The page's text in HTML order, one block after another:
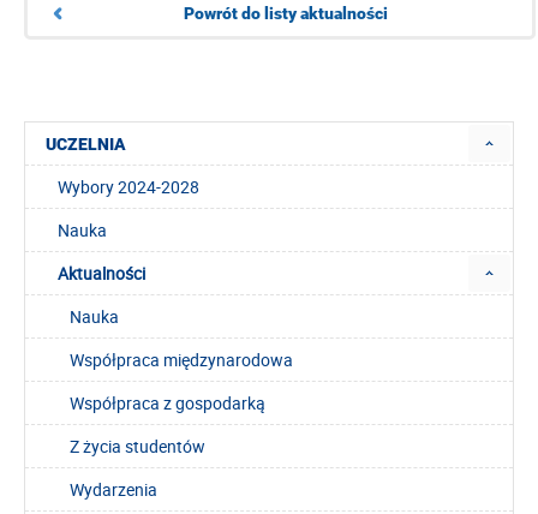
Powrót do listy aktualności
UCZELNIA
Wybory 2024-2028
Nauka
Aktualności
Nauka
Współpraca międzynarodowa
Współpraca z gospodarką
Z życia studentów
Wydarzenia